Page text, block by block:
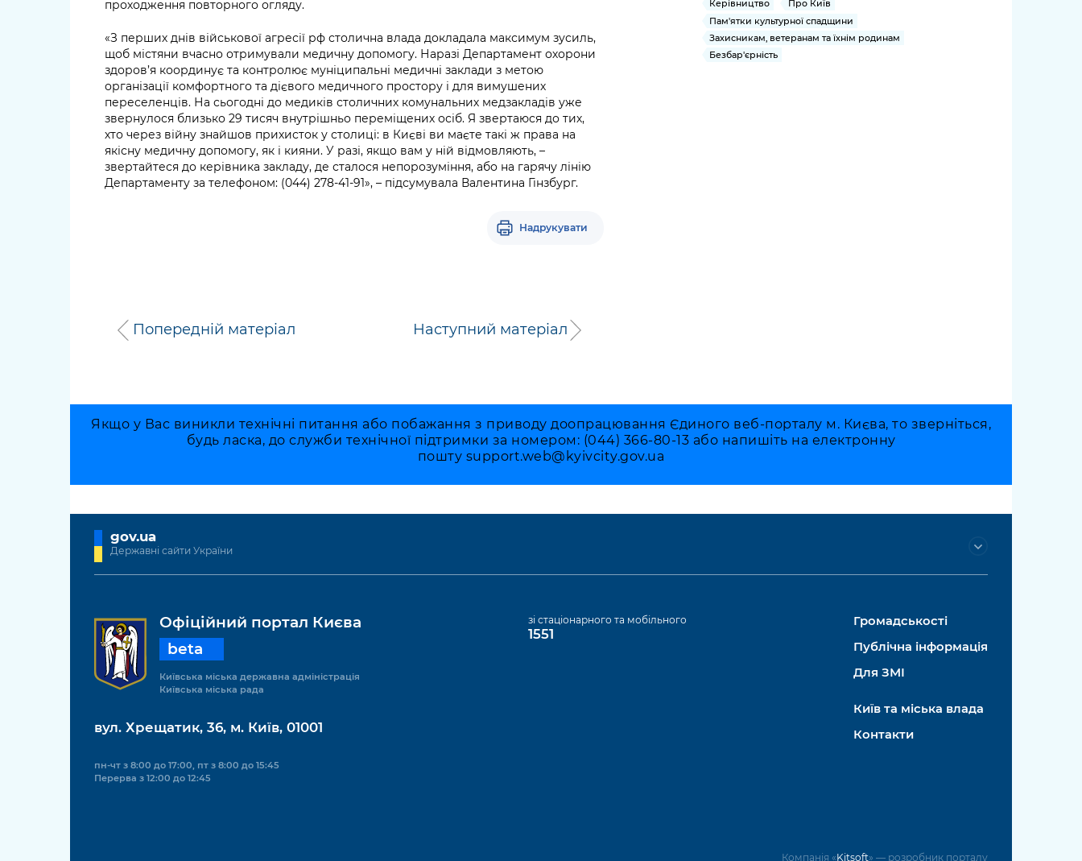
проходження повторного огляду.
«З перших днів військової агресії рф столична влада докладала максимум зусиль,
щоб містяни вчасно отримували медичну допомогу. Наразі Департамент охорони
здоров’я координує та контролює муніципальні медичні заклади з метою
організації комфортного та дієвого медичного простору і для вимушених
переселенців. На сьогодні до медиків столичних комунальних медзакладів уже
звернулося близько 29 тисяч внутрішньо переміщених осіб. Я звертаюся до тих,
хто через війну знайшов прихисток у столиці: в Києві ви маєте такі ж права на
якісну медичну допомогу, як і кияни. У разі, якщо вам у ній відмовляють, –
звертайтеся до керівника закладу, де сталося непорозуміння, або на гарячу лінію
Департаменту за телефоном: (044) 278-41-91», – підсумувала Валентина Гінзбург.
Надрукувати
Попередній матеріал Наступний матеріал
Керівництво
Про Київ
Пам'ятки культурної спадщини
Захисникам, ветеранам та їхнім родинам
Безбар'єрність
Якщо у Вас виникли технічні питання або побажання з приводу доопрацювання Єдиного веб-порталу м. Києва, то зверніться,
будь ласка, до служби технічної підтримки за номером: (044) 366-80-13 або напишіть на електронну
пошту support.web@kyivcity.gov.ua
gov.ua
Державні сайти України
Офіційний портал Києва
beta
Київська міська державна адміністрація
Київська міська рада
вул. Хрещатик, 36, м. Київ, 01001
пн-чт з 8:00 до 17:00, пт з 8:00 до 15:45
Перерва з 12:00 до 12:45
зі стаціонарного та мобільного
1551
Громадськості
Публічна інформація
Для ЗМІ
Київ та міська влада
Контакти
Компанія «Kitsoft» — розробник порталу